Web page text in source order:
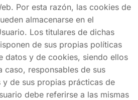
Por esta razón, las cookies de
almacenarse en el
Los titulares de dichas
de sus propias políticas
datos y de cookies, siendo ellos
caso, responsables de sus
de sus propias prácticas de
debe referirse a las mismas